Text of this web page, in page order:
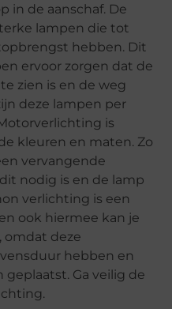
in de aanschaf. De
lampen die tot
hebben. Dit
ervoor zorgen dat de
zien is en de weg
deze lampen per
is
kleuren en maten. Zo
vervangende
nodig is en de lamp
verlichting is een
ook hiermee kan je
omdat deze
hebben en
Ga veilig de